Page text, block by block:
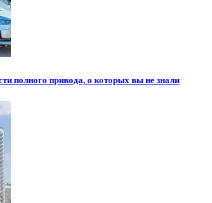
полного привода, о которых вы не знали